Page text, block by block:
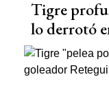
Tigre
lo derrotó